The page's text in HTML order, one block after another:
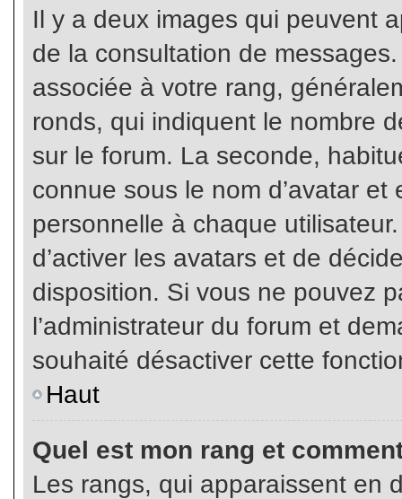
Il y a deux images qui peuvent
de la consultation de
associée à votre rang,
ronds, qui indiquent le nombre
sur le forum. La seconde,
connue sous le nom d’avatar
personnelle à chaque
d’activer les avatars et de
disposition. Si vous ne pouvez
l’administrateur du forum et
souhaité désactiver cette
Haut
Quel est mon rang et
Les rangs, qui apparaissent en